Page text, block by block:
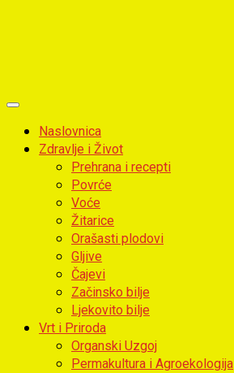
Primary
MenuNaslovnica
Zdravlje i Život
Prehrana i recepti
Povrće
Voće
Žitarice
Orašasti plodovi
Gljive
Čajevi
Začinsko bilje
Ljekovito bilje
Vrt i Priroda
Organski Uzgoj
Permakultura i Agroekologija